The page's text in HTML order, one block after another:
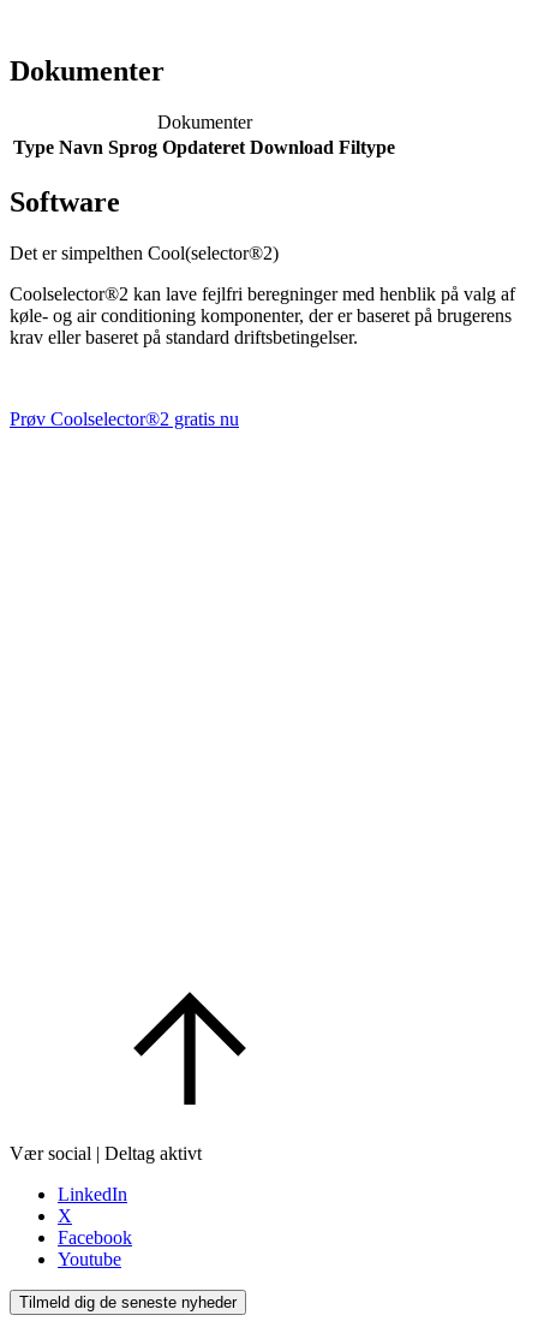
Dokumenter
Dokumenter
Type Navn Sprog Opdateret Download Filtype
Software
Det er simpelthen Cool(selector®2)
Coolselector®2 kan lave fejlfri beregninger med henblik på valg af
køle- og air conditioning komponenter, der er baseret på brugerens
krav eller baseret på standard driftsbetingelser.
Prøv Coolselector®2 gratis nu
Vær social | Deltag aktivt
LinkedIn
X
Facebook
Youtube
Tilmeld dig de seneste nyheder